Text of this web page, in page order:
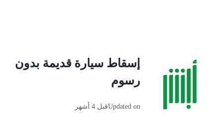
إسقاط سيارة قديمة بدون
رسوم
Updated onقبل 4 أشهر